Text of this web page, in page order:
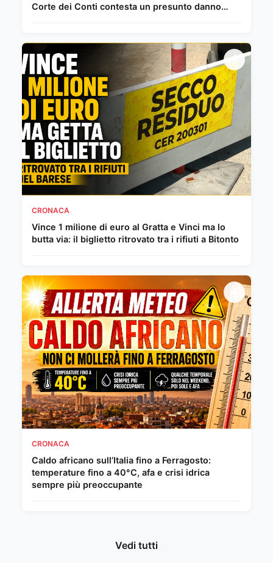
Corte dei Conti contesta un presunto danno
CRONACA
Vince 1 milione di euro al Gratta e Vinci ma lo
butta via: il biglietto ritrovato tra i rifiuti a Bitonto
CRONACA
Caldo africano sull’Italia fino a Ferragosto:
temperature fino a 40°C, afa e crisi idrica
sempre più preoccupante
Vedi tutti